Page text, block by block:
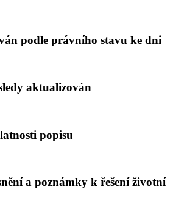
podle právního stavu ke dni
aktualizován
popisu
a poznámky k řešení životní